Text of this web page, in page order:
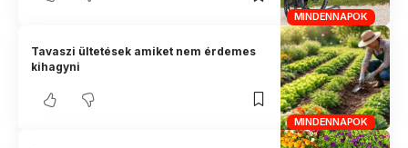
MINDENNAPOK
MINDENNAPOK
Tavaszi ültetések amiket nem érdemes
kihagyni